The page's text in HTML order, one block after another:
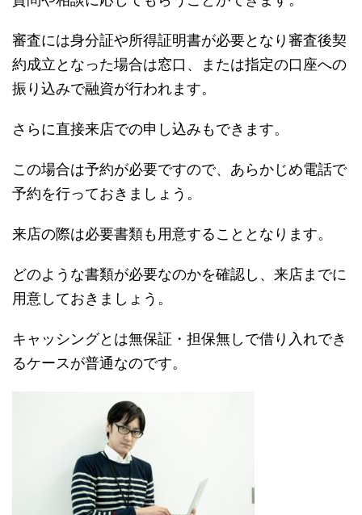
審査には身分証や所得証明書が必要となり審査後契
約成立となった場合は窓口、または指定の口座への
振り込みで融資が行われます。
さらに直接来店での申し込みもできます。
この場合は予約が必要ですので、あらかじめ電話で
予約を行っておきましょう。
来店の際は必要書類も用意することとなります。
どのような書類が必要なのかを確認し、来店までに
用意しておきましょう。
キャッシングとは無保証・担保無しで借り入れでき
るケースが普通なのです。